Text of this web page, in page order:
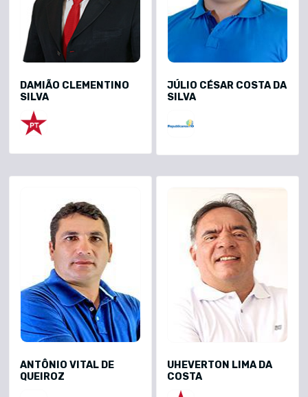
DAMIÃO CLEMENTINO
SILVA
JÚLIO CÉSAR COSTA DA
SILVA
ANTÔNIO VITAL DE
QUEIROZ
UHEVERTON LIMA DA
COSTA